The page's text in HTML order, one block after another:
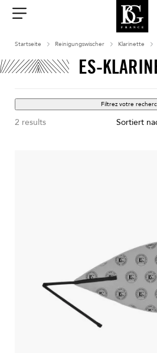
contenu
Startseite Reinigungswischer Klarinette
ES-
Filtrez votre
2 results Sortiert